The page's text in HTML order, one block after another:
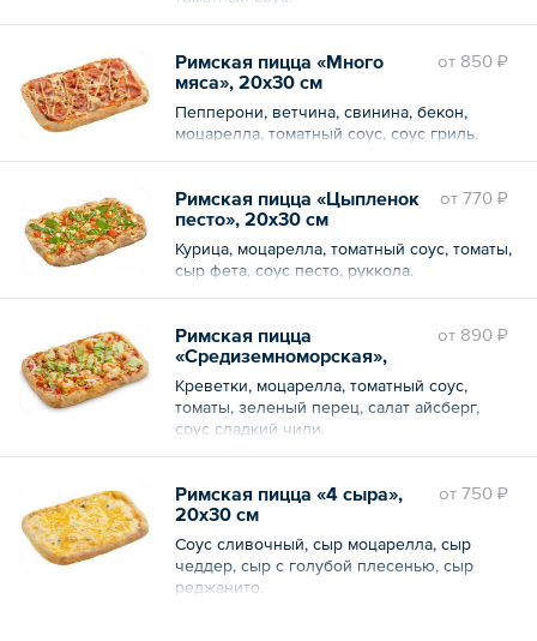
oт 850 ₽
Римская пицца «Много
мяса», 20х30 см
Пепперони, ветчина, свинина, бекон,
моцарелла, томатный соус, соус гриль.
oт 770 ₽
Римская пицца «Цыпленок
песто», 20х30 см
Курица, моцарелла, томатный соус, томаты,
сыр фета, соус песто, руккола.
oт 890 ₽
Римская пицца
«Средиземноморская»,
20х30 см
Креветки, моцарелла, томатный соус,
томаты, зеленый перец, салат айсберг,
соус сладкий чили.
oт 750 ₽
Римская пицца «4 сыра»,
20х30 см
Соус сливочный, сыр моцарелла, сыр
чеддер, сыр с голубой плесенью, сыр
реджанито.